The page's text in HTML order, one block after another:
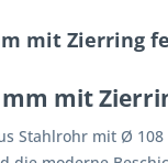
mit Zierring
mit
Stahlrohr mit Ø